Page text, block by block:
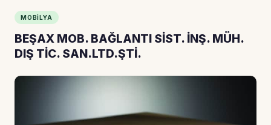
MOBILYA
BEŞAX MOB. BAĞLANTI SİST. İNŞ. MÜH.
DIŞ TİC. SAN.LTD.ŞTİ.